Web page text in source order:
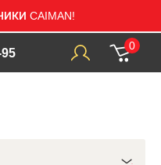
CAIMAN!
0